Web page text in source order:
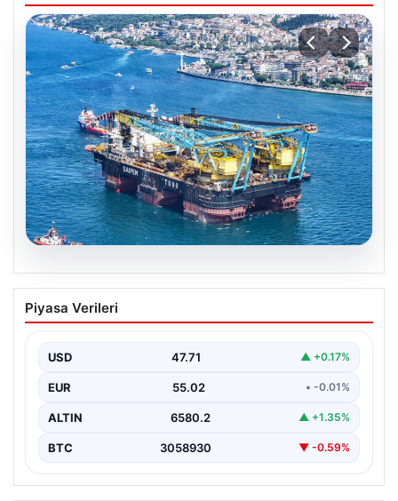
İstanbul Boğazı’ndan bir dev geçti.
Köprülerin altından geçebilmek için
Piyasa Verileri
USD 47.71 ▲ +0.17%
EUR 55.02 • -0.01%
ALTIN 6580.2 ▲ +1.35%
BTC 3058930 ▼ -0.59%